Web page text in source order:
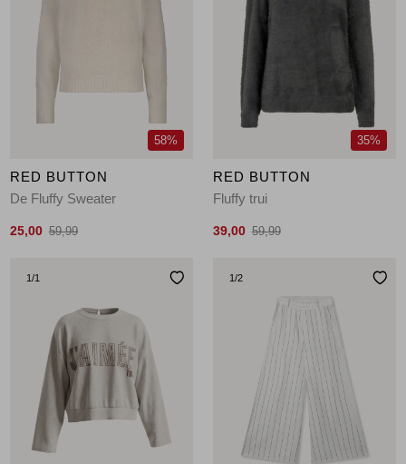
58%
RED BUTTON
De Fluffy Sweater
25,00 59,99
35%
RED BUTTON
Fluffy trui
39,00 59,99
1/1 1/2